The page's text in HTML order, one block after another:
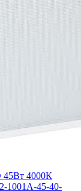
45Вт 4000К
1001A-45-40-